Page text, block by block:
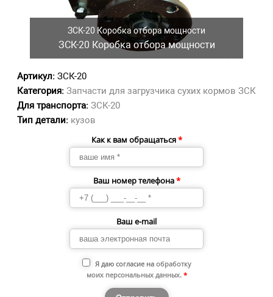
ЗСК-20 Коробка отбора мощности
ЗСК-20 Коробка отбора мощности
Артикул: ЗСК-20
Категория: Запчасти для загрузчика сухих кормов ЗСК
Для транспорта: ЗСК-20
Тип детали: кузов
Как к вам обращаться*
Ваш номер телефона*
Ваш e-mail
Я даю согласие на обработку
моих персональных данных. *